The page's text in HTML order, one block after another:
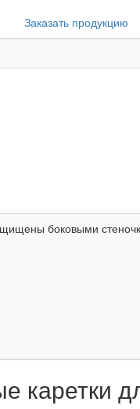
Заказать продукцию
боковыми
каретки